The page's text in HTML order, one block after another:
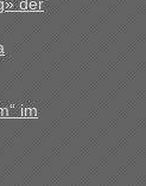
bin mit meiner
im